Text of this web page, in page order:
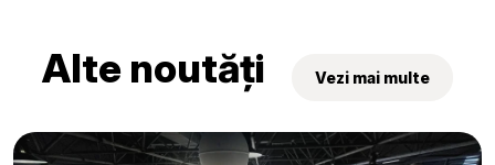
Alte noutăți Vezi mai multe